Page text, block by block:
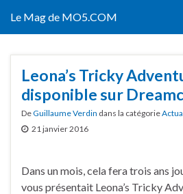
Le Mag de MO5.COM
Leona’s Tricky
disponible sur
DeGuillaume Verdin dans la catégorie
21 janvier 2016
Dans un mois, cela fera trois ans
vous présentait Leona’s Tricky